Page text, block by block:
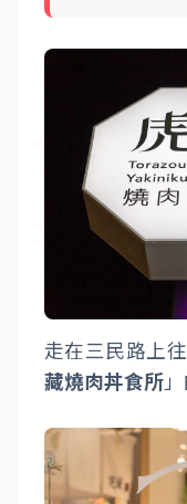
走在三民路上
藏燒肉丼食所